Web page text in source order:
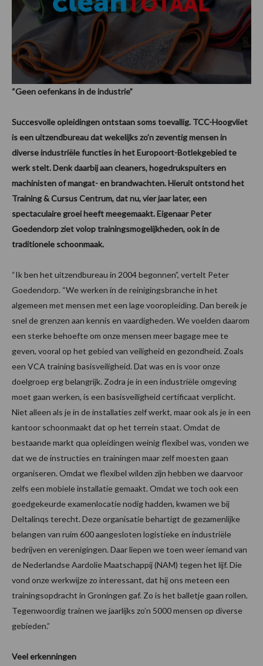
“Geen oefenkans in de industrie”
Succesvolle opleidingen ontstaan soms toevallig. TCC-Hoogvliet
is een uitzendbureau dat wekelijks zo’n zeventig mensen in
diverse industriële functies in het Europoort-Botlekgebied te
werk stelt. Denk daarbij aan cleaners, hogedrukspuiters en
machinisten of mangat- en brandwachten. Hieruit ontstond het
Training & Cursus Centrum, dat nu, vier jaar later, een
spectaculaire groei heeft meegemaakt. Eigenaar Peter
Goedendorp ziet volop trainingsmogelijkheden, ook in de
traditionele schoonmaak.
“Ik ben het uitzendbureau in 2004 begonnen”, vertelt Peter
Goedendorp. “We werken in de reinigingsbranche in het
algemeen met mensen met een lage vooropleiding. Dan bereik je
snel de grenzen aan kennis en vaardigheden. We voelden daarom
een sterke behoefte om onze mensen meer bagage mee te
geven, vooral op het gebied van veiligheid en gezondheid. Zoals
een VCA training basisveiligheid. Dat was en is voor onze
doelgroep erg belangrijk. Zodra je in een industriële omgeving
moet gaan werken, is een basisveiligheid certificaat verplicht.
Niet alleen als je in de installaties zelf werkt, maar ook als je in een
kantoor schoonmaakt dat op het terrein staat. Omdat de
bestaande markt qua opleidingen weinig flexibel was, vonden we
dat we de instructies en trainingen maar zelf moesten gaan
organiseren. Omdat we flexibel wilden zijn hebben we daarvoor
zelfs een mobiele installatie gemaakt. Omdat we toch ook een
goedgekeurde examenlocatie nodig hadden, kwamen we bij
Deltalinqs terecht. Deze organisatie behartigt de gezamenlijke
belangen van ruim 600 aangesloten logistieke en industriële
bedrijven en verenigingen. Daar liepen we toen weer iemand van
de Nederlandse Aardolie Maatschappij (NAM) tegen het lijf. Die
vond onze werkwijze zo interessant, dat hij ons meteen een
trainingsopdracht in Groningen gaf. Zo is het balletje gaan rollen.
Tegenwoordig trainen we jaarlijks zo’n 5000 mensen op diverse
gebieden.”
Veel erkenningen